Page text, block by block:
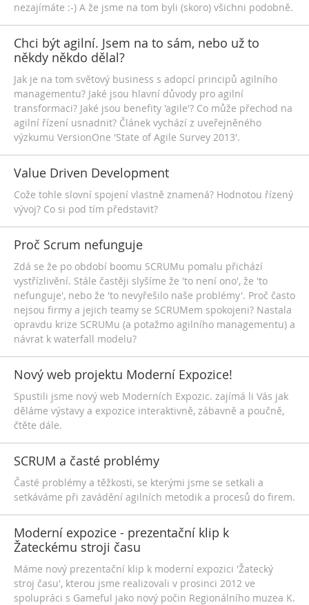
nezajímáte :-) A že jsme na tom byli (skoro) všichni podobně.
Chci být agilní. Jsem na to sám, nebo už to
někdy někdo dělal?
Jak je na tom světový business s adopcí principů agilního
managementu? Jaké jsou hlavní důvody pro agilní
transformaci? Jaké jsou benefity 'agile'? Co může přechod na
agilní řízení usnadnit? Článek vychází z uveřejněného
výzkumu VersionOne 'State of Agile Survey 2013'.
Value Driven Development
Cože tohle slovní spojení vlastně znamená? Hodnotou řízený
vývoj? Co si pod tím představit?
Proč Scrum nefunguje
Zdá se že po období boomu SCRUMu pomalu přichází
vystřízlivění. Stále častěji slyšíme že 'to není ono', že 'to
nefunguje', nebo že 'to nevyřešilo naše problémy'. Proč často
nejsou firmy a jejich teamy se SCRUMem spokojeni? Nastala
opravdu krize SCRUMu (a potažmo agilního managementu) a
návrat k waterfall modelu?
Nový web projektu Moderní Expozice!
Spustili jsme nový web Moderních Expozic. zajímá li Vás jak
děláme výstavy a expozice interaktivně, zábavně a poučně,
čtěte dále.
SCRUM a časté problémy
Časté problémy a těžkosti, se kterými jsme se setkali a
setkáváme při zavádění agilních metodik a procesů do firem.
Moderní expozice - prezentační klip k
Žateckému stroji času
Máme nový prezentační klip k moderní expozici 'Žatecký
stroj času', kterou jsme realizovali v prosinci 2012 ve
spolupráci s Gameful jako nový počin Regionálního muzea K.